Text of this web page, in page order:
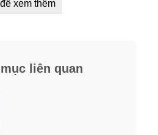
chất thiết yếu dành riêng
nghệ giải phóng bền
xem thêm
liên quan